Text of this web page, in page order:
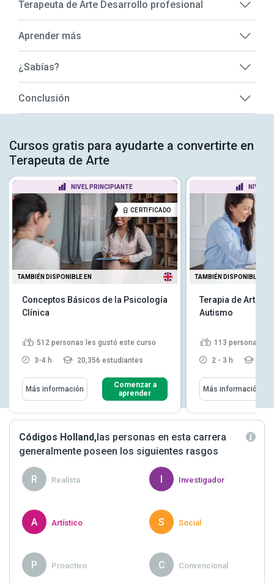
Terapeuta de Arte Desarrollo profesional
Aprender más
¿Sabías?
Conclusión
Cursos gratis para ayudarte a convertirte en
Terapeuta de Arte
NIVEL PRINCIPIANTE
CERTIFICADO
TAMBIÉN DISPONIBLE EN
Conceptos Básicos de la Psicología
Clínica
512 personas les gustó este curso
3-4 h 20,356 estudiantes
Más información
Comenzar a
aprender
NIVEL
TAMBIÉN DISPONIBLE EN
Terapia de Artes
Autismo
113 personas
2 - 3 h
Más información
Códigos Holland, las personas en esta carrera
generalmente poseen los siguientes rasgos
R Realista Investigador
A Artístico S Social
P Proactivo C Convencional